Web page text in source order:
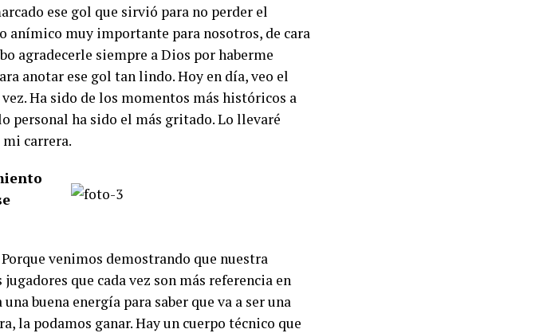
ese gol que sirvió para no perder el
anímico muy importante para nosotros, de cara
agradecerle siempre a Dios por haberme
anotar ese gol tan lindo. Hoy en día, veo el
Ha sido de los momentos más históricos a
personal ha sido el más gritado. Lo llevaré
carrera.
venimos demostrando que nuestra
que cada vez son más referencia en
buena energía para saber que va a ser una
la podamos ganar. Hay un cuerpo técnico que